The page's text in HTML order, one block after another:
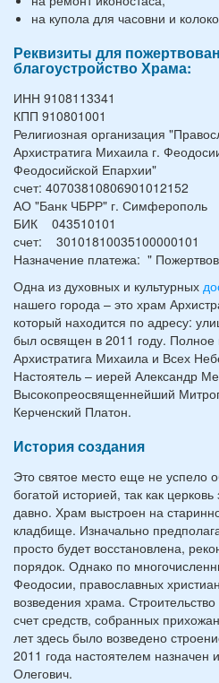
на купола для часовни и
Реквизиты для
благоустройство Храма:
ИНН 9108113341
КПП 910801001
Религиозная организация
Архистратига Михаила г.
Феодосийской Епархии"
счет: 40703810806901012152
АО "Банк ЧБРР" г. Симферополь
БИК 043510101
счет: 30101810035100000101
Назначение платежа: "
Одна из духовных и культурных
нашего города – это храм
который находится по адресу:
был освящен в 2011 году.
Архистратига Михаила и Всех
Настоятель – иерей Александр
Высокопреосвященнейший
Керченский Платон.
История создания
Это святое место еще не успело
богатой историей, так как
давно. Храм выстроен на
кладбище. Изначально
просто будет восстановлена,
порядок. Однако по
Феодосии, православных
возведения храма.
счет средств, собранных
лет здесь было возведено
2011 года настоятелем
Олегович.